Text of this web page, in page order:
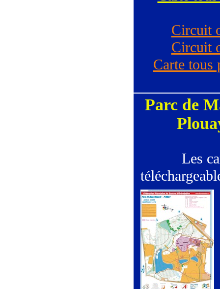
Circuit
Circuit
Carte tous
Parc de
Les